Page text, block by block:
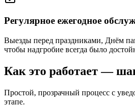
Регулярное ежегодное
Выезды перед праздниками, Днём
чтобы надгробие всегда было
Как это работает —
Простой, прозрачный процесс с
этапе.